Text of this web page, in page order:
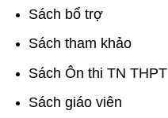
Sách bổ trợ
Sách tham khảo
Sách Ôn thi TN THPT
Sách giáo viên